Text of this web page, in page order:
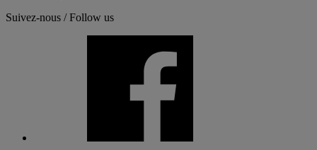
Suivez-nous / Follow us